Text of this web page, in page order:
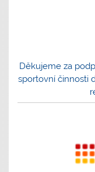
Děkujeme za
sportovní činnosti